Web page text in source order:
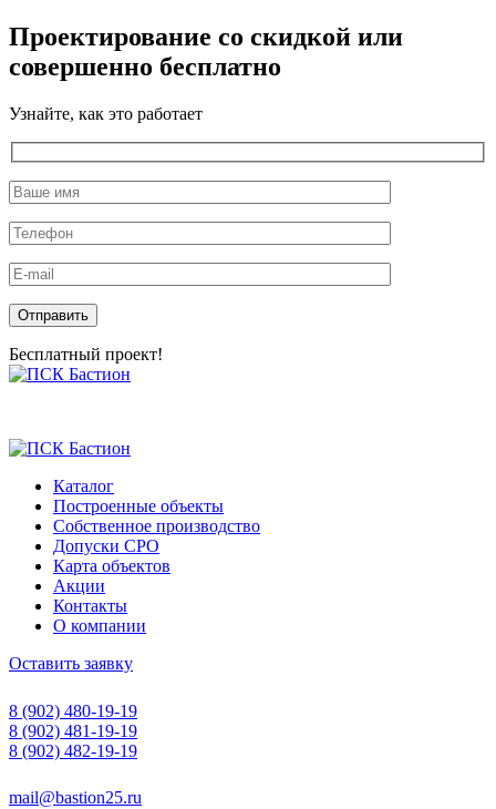
Проектирование со скидкой или
совершенно бесплатно
Узнайте, как это работает
Оставьте это поле пустым.
Бесплатный проект!
Skip
Каталог
Построенные объекты
Собственное производство
Допуски СРО
Карта объектов
Акции
Контакты
О компании
Оставить заявку
8 (902) 480-19-19
8 (902) 481-19-19
8 (902) 482-19-19
mail@bastion25.ru